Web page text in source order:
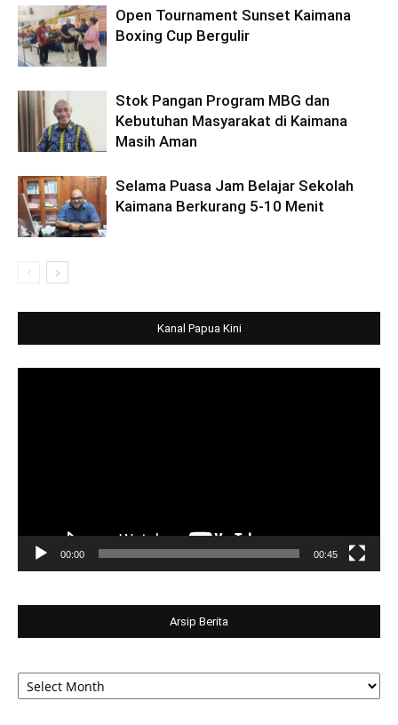
Open Tournament Sunset Kaimana
Boxing Cup Bergulir
Stok Pangan Program MBG dan
Kebutuhan Masyarakat di Kaimana
Masih Aman
Selama Puasa Jam Belajar Sekolah
Kaimana Berkurang 5-10 Menit
Kanal Papua Kini
00:00 00:45
Arsip Berita
Arsip
Berita